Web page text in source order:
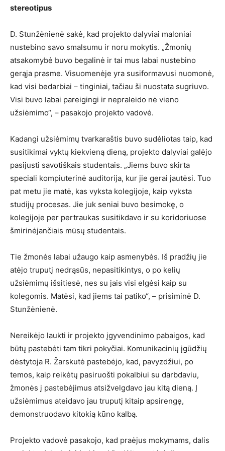
stereotipus
D. Stunžėnienė sakė, kad projekto dalyviai maloniai
nustebino savo smalsumu ir noru mokytis. „Žmonių
atsakomybė buvo begalinė ir tai mus labai nustebino
gerąja prasme. Visuomenėje yra susiformavusi nuomonė,
kad visi bedarbiai – tinginiai, tačiau ši nuostata sugriuvo.
Visi buvo labai pareigingi ir nepraleido nė vieno
užsiėmimo“, – pasakojo projekto vadovė.
Kadangi užsiėmimų tvarkaraštis buvo sudėliotas taip, kad
susitikimai vyktų kiekvieną dieną, projekto dalyviai galėjo
pasijusti savotiškais studentais. „Jiems buvo skirta
speciali kompiuterinė auditorija, kur jie gerai jautėsi. Tuo
pat metu jie matė, kas vyksta kolegijoje, kaip vyksta
studijų procesas. Jie juk seniai buvo besimokę, o
kolegijoje per pertraukas susitikdavo ir su koridoriuose
šmirinėjančiais mūsų studentais.
Tie žmonės labai užaugo kaip asmenybės. Iš pradžių jie
atėjo truputį nedrąsūs, nepasitikintys, o po kelių
užsiėmimų išsitiesė, nes su jais visi elgėsi kaip su
kolegomis. Matėsi, kad jiems tai patiko“, – prisiminė D.
Stunžėnienė.
Nereikėjo laukti ir projekto įgyvendinimo pabaigos, kad
būtų pastebėti tam tikri pokyčiai. Komunikacinių įgūdžių
dėstytoja R. Žarskutė pastebėjo, kad, pavyzdžiui, po
temos, kaip reikėtų pasiruošti pokalbiui su darbdaviu,
žmonės į pastebėjimus atsižvelgdavo jau kitą dieną. Į
užsiėmimus ateidavo jau truputį kitaip apsirengę,
demonstruodavo kitokią kūno kalbą.
Projekto vadovė pasakojo, kad praėjus mokymams, dalis